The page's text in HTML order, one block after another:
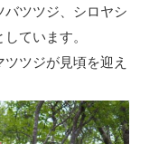
ツツジ、シロヤシ
ています。
ツジが見頃を迎え